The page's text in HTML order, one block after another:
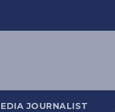
JOURNALIST